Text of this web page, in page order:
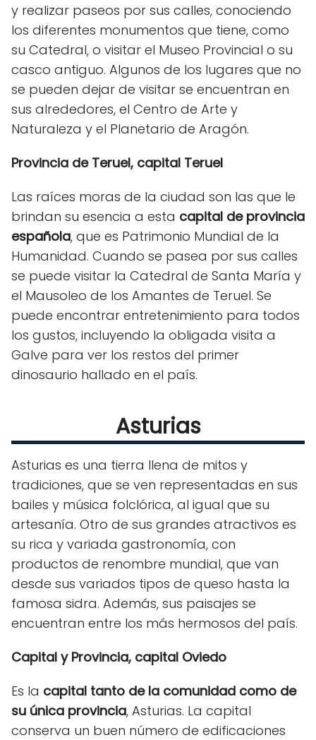
y realizar paseos por sus calles, conociendo
los diferentes monumentos que tiene, como
su Catedral, o visitar el Museo Provincial o su
casco antiguo. Algunos de los lugares que no
se pueden dejar de visitar se encuentran en
sus alrededores, el Centro de Arte y
Naturaleza y el Planetario de Aragón.
Provincia de Teruel, capital Teruel
Las raíces moras de la ciudad son las que le
brindan su esencia a esta capital de provincia
española, que es Patrimonio Mundial de la
Humanidad. Cuando se pasea por sus calles
se puede visitar la Catedral de Santa María y
el Mausoleo de los Amantes de Teruel. Se
puede encontrar entretenimiento para todos
los gustos, incluyendo la obligada visita a
Galve para ver los restos del primer
dinosaurio hallado en el país.
Asturias
Asturias es una tierra llena de mitos y
tradiciones, que se ven representadas en sus
bailes y música folclórica, al igual que su
artesanía. Otro de sus grandes atractivos es
su rica y variada gastronomía, con
productos de renombre mundial, que van
desde sus variados tipos de queso hasta la
famosa sidra. Además, sus paisajes se
encuentran entre los más hermosos del país.
Capital y Provincia, capital Oviedo
Es la capital tanto de la comunidad como de
su única provincia, Asturias. La capital
conserva un buen número de edificaciones